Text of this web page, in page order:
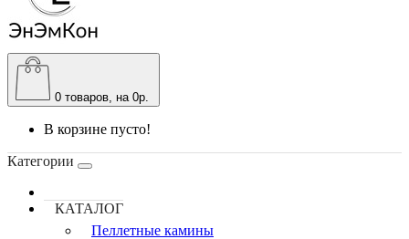
0 товаров, на 0р.
В корзине пусто!
Категории
КАТАЛОГ
Пеллетные камины